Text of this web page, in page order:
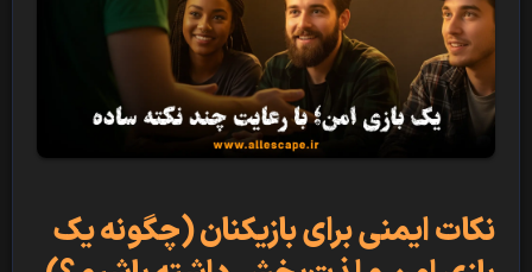
نکات ایمنی برای بازیکنان (چگونه یک